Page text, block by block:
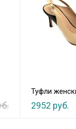
Туфли
2952 руб.